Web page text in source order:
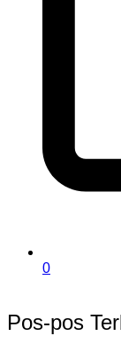
0
Pos-pos